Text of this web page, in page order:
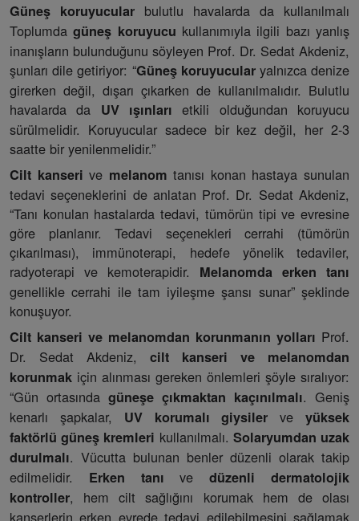
Güneş koruyucular bulutlu havalarda da kullanılmalı
Toplumdagüneş koruyucu kullanımıyla ilgili bazı yanlış
inanışların bulunduğunu söyleyen Prof. Dr. Sedat Akdeniz,
şunları dile getiriyor: “Güneş koruyucularyalnızca denize
girerken değil, dışarı çıkarken de kullanılmalıdır. Bulutlu
havalarda da UV ışınları etkili olduğundan koruyucu
sürülmelidir. Koruyucular sadece bir kez değil, her 2-3
saatte bir yenilenmelidir.”
Cilt kanseri ve melanom tanısı konan hastaya sunulan
tedavi seçeneklerini de anlatan Prof. Dr. Sedat Akdeniz,
“Tanı konulan hastalarda tedavi, tümörün tipi ve evresine
göre planlanır. Tedavi seçenekleri cerrahi (tümörün
çıkarılması), immünoterapi, hedefe yönelik tedaviler,
radyoterapi ve kemoterapidir. Melanomda erken tanı
genellikle cerrahi ile tam iyileşme şansı sunar” şeklinde
konuşuyor.
Cilt kanseri ve melanomdan korunmanın yolları Prof.
Dr. Sedat Akdeniz, cilt kanseri ve melanomdan
korunmak için alınması gereken önlemleri şöyle sıralıyor:
“Gün ortasında güneşe çıkmaktan kaçınılmalı. Geniş
kenarlı şapkalar, UV korumalı giysiler veyüksek
faktörlü güneş kremleri kullanılmalı. Solaryumdan uzak
durulmalı. Vücutta bulunan benler düzenli olarak takip
edilmelidir. Erken tanı vedüzenli dermatolojik
kontroller, hem cilt sağlığını korumak hem de olası